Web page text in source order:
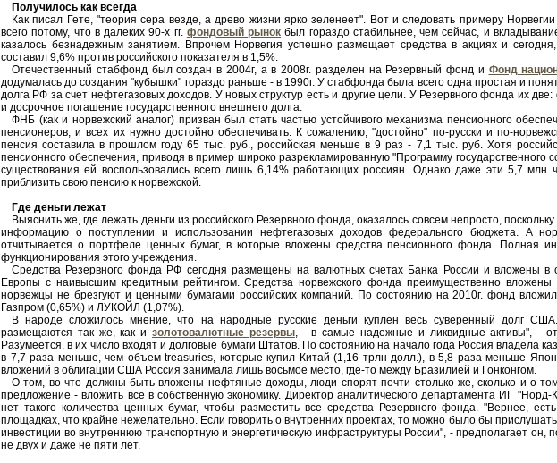
Получилось как всегда
Как писал Гете, "теория сера везде, а древо жизни ярко зеленеет". Вот и следовать примеру
всего потому, что в далеких 90-х гг. фондовый рынок был гораздо стабильнее, чем сейчас, и
казалось безнадежным занятием. Впрочем Норвегия успешно размещает средства в акциях и
составил 9,6% против российского показателя в 1,5%.
Отечественный стабфонд был создан в 2004г, а в 2008г. разделен на Резервный фонд и Фонд
додумалась до создания "кубышки" гораздо раньше - в 1990г. У стабфонда была всего одна простая и
долга РФ за счет нефтегазовых доходов. У новых структур есть и другие цели. У Резервного фонда их
и досрочное погашение государственного внешнего долга.
ФНБ (как и норвежский аналог) призван был стать частью устойчивого механизма пенсионного
пенсионеров, и всех их нужно достойно обеспечивать. К сожалению, "достойно" по-русски и по-
пенсия составила в прошлом году 65 тыс. руб., российская меньше в 9 раз - 7,1 тыс. руб. Хотя
пенсионного обеспечения, приводя в пример широко разрекламированную "Программу государственного
существования ей воспользовались всего лишь 6,14% работающих россиян. Однако даже эти 5,7
приблизить свою пенсию к норвежской.
Где деньги лежат
Выяснить же, где лежать деньги из российского Резервного фонда, оказалось совсем непросто,
информацию о поступлении и использовании нефтегазовых доходов федерального бюджета. А
отчитывается о портфеле ценных бумаг, в которые вложены средства пенсионного фонда. Полная
функционирования этого учреждения.
Средства Резервного фонда РФ сегодня размещены на валютных счетах Банка России и вложены в
Европы с наивысшим кредитным рейтингом. Средства норвежского фонда преимущественно
норвежцы не брезгуют и ценными бумагами российских компаний. По состоянию на 2010г. фонд
Газпром (0,65%) и ЛУКОЙЛ (1,07%).
В народе сложилось мнение, что на народные русские деньги куплен весь суверенный долг
размещаются так же, как и золотовалютные резервы, - в самые надежные и ликвидные активы", -
Разумеется, в их число входят и долговые бумаги Штатов. По состоянию на начало года Россия владела
в 7,7 раза меньше, чем объем treasuries, которые купил Китай (1,16 трлн долл.), в 5,8 раза меньше
вложений в облигации США Россия занимала лишь восьмое место, где-то между Бразилией и Гонконгом.
О том, во что должны быть вложены нефтяные доходы, люди спорят почти столько же, сколько и о
предложение - вложить все в собственную экономику. Директор аналитического департамента ИГ
нет такого количества ценных бумаг, чтобы разместить все средства Резервного фонда. "Вернее,
площадках, что крайне нежелательно. Если говорить о внутренних проектах, то можно было бы
инвестиции во внутреннюю транспортную и энергетическую инфраструктуры России", - предполагает он,
не двух и даже не пяти лет.